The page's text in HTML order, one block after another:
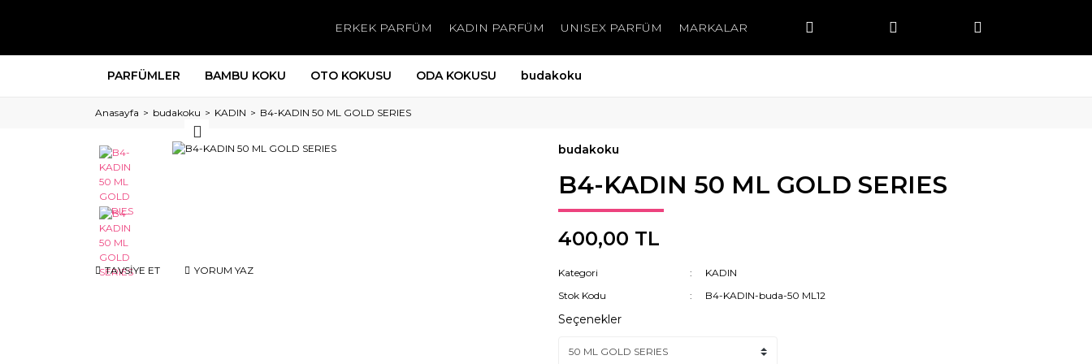
ERKEK PARFÜM KADIN PARFÜM UNISEX PARFÜM MARKALAR
PARFÜMLER BAMBU KOKU OTO KOKUSU ODA KOKUSU budakoku
Anasayfa budakoku KADIN B4-KADIN 50 ML GOLD SERIES
TAVSİYE ET YORUM YAZ
budakoku
B4-KADIN 50 ML GOLD SERIES
400,00 TL
Kategori
KADIN
Stok Kodu
B4-KADIN-buda-50 ML12
Seçenekler